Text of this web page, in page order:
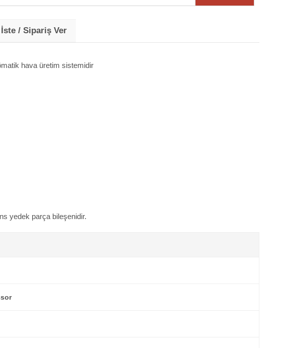
/ Sipariş Ver
hava üretim sistemidir
yedek parça bileşenidir.